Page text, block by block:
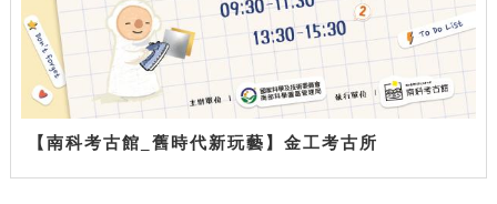
【南科考古館_舊時代新玩藝】金工考古所